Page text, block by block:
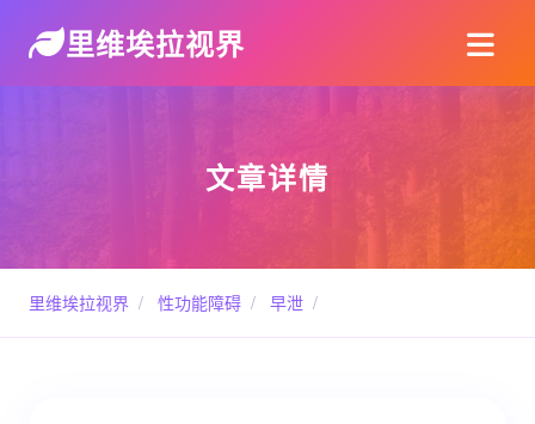
里维埃拉视界
文章详情
里维埃拉视界 / 性功能障碍 / 早泄 /